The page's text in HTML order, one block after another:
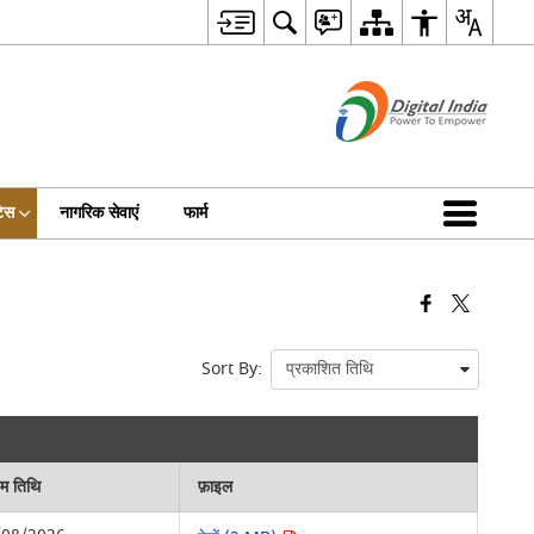
नागरिक सेवाएं फार्म
Sort By:
तिथि
फ़ाइल